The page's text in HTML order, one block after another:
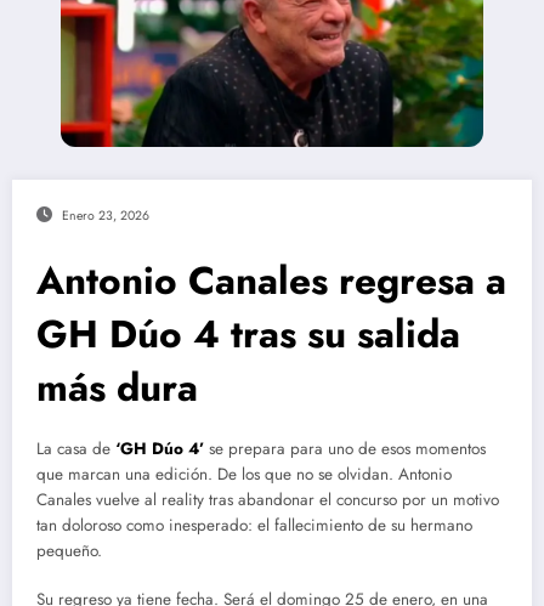
Enero 23, 2026
Antonio Canales regresa a
GH Dúo 4 tras su salida
más dura
La casa de ‘GH Dúo 4’ se prepara para uno de esos momentos
que marcan una edición. De los que no se olvidan. Antonio
Canales vuelve al reality tras abandonar el concurso por un motivo
tan doloroso como inesperado: el fallecimiento de su hermano
pequeño.
Su regreso ya tiene fecha. Será el domingo 25 de enero, en una